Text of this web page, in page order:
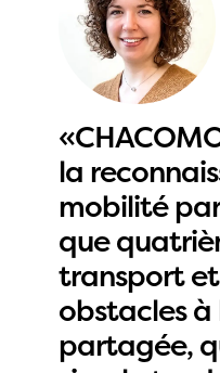
Social
Wall
la
mobilité
que
transport
obstacles
partagée,